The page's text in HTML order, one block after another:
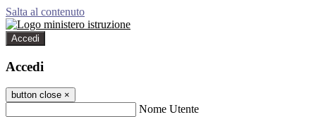
Salta al contenuto
Accedi
Accedi
button close ×
Nome Utente